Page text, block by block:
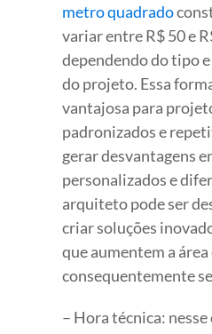
metro quadrado
variar entre R$ 50 e
dependendo do tipo
do projeto. Essa
vantajosa para
padronizados e
gerar desvantagens
personalizados e
arquiteto pode ser
criar soluções
que aumentem a
consequentemente
– Hora técnica: nesse